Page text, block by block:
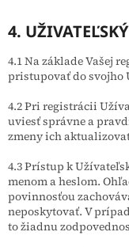
4.
4.1 Na základe Vašej
pristupovať do svojho
4.2 Pri registrácii
uviesť správne a
zmeny ich
4.3 Prístup k
menom a heslom.
povinnosťou
neposkytovať. V
to žiadnu